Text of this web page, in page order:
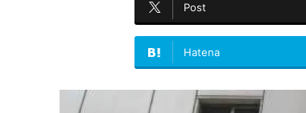
Post
Hatena